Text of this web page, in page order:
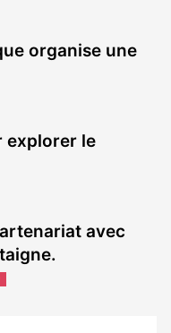
organise une
explorer le
avec